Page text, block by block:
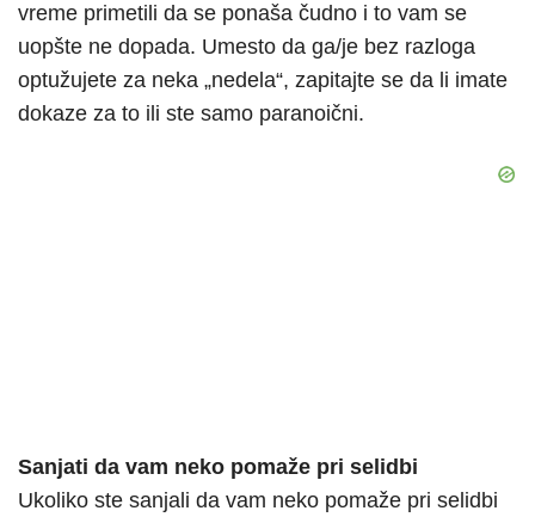
vreme primetili da se ponaša čudno i to vam se
uopšte ne dopada. Umesto da ga/je bez razloga
optužujete za neka „nedela“, zapitajte se da li imate
dokaze za to ili ste samo paranoični.
Sanjati da vam neko pomaže pri selidbi
Ukoliko ste sanjali da vam neko pomaže pri selidbi